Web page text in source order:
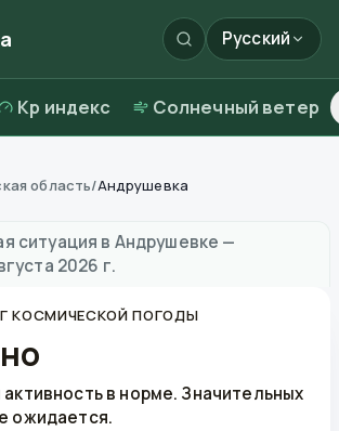
Русский
Kp индекс Солнечный ветер
область/Андрушевка
ситуация в Андрушевке —
2026 г.
КОСМИЧЕСКОЙ ПОГОДЫ
в норме. Значительных
ожидается.